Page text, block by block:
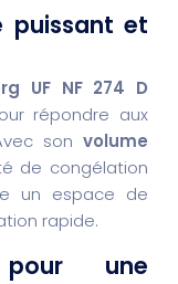
puissant et
UF NF 274 D
répondre aux
son volume
de congélation
un espace de
rapide.
une